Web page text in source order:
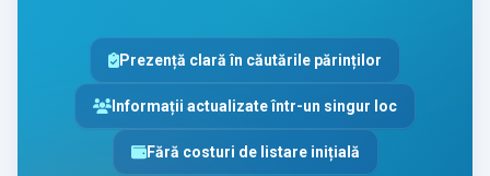
Prezență clară în căutările părinților
Informații actualizate într-un singur loc
Fără costuri de listare inițială